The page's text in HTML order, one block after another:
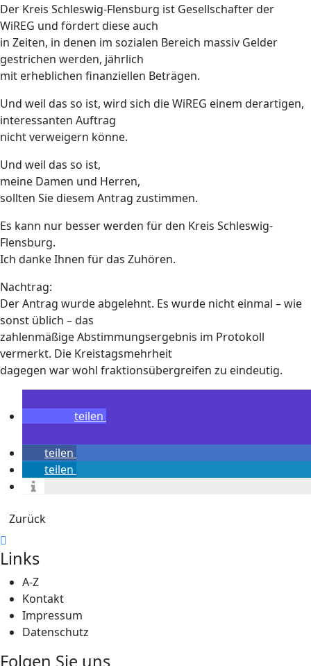
Der Kreis Schleswig-Flensburg ist Gesellschafter der
WiREG und fördert diese auch
in Zeiten, in denen im sozialen Bereich massiv Gelder
gestrichen werden, jährlich
mit erheblichen finanziellen Beträgen.
Und weil das so ist, wird sich die WiREG einem derartigen,
interessanten Auftrag
nicht verweigern könne.
Und weil das so ist,
meine Damen und Herren,
sollten Sie diesem Antrag zustimmen.
Es kann nur besser werden für den Kreis Schleswig-
Flensburg.
Ich danke Ihnen für das Zuhören.
Nachtrag:
Der Antrag wurde abgelehnt. Es wurde nicht einmal – wie
sonst üblich – das
zahlenmäßige Abstimmungsergebnis im Protokoll
vermerkt. Die Kreistagsmehrheit
dagegen war wohl fraktionsübergreifen zu eindeutig.
teilen
teilen
teilen
Zurück
Links
A-Z
Kontakt
Impressum
Datenschutz
Folgen Sie uns